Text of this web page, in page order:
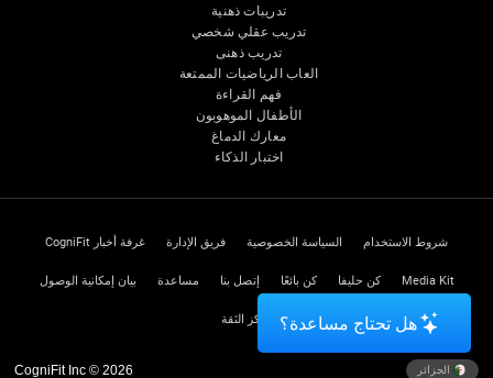
تدريبات ذهنية
تدريب عقلي شخصي
تدريب ذهنى
العاب الرياضيات الممتعة
فهم القراءة
الأطفال الموهوبون
معارك الدماغ
اختبار الذكاء
شروط الاستخدام السياسة الخصوصية فريق الإدارة غرفة أخبار CogniFit
Media Kit كن حليفا كن بائعًا إتصل بنا مساعدة بيان إمكانية الوصول
مركز الثقة
الجزائر CogniFit Inc © 2026
هل تحتاج مساعدة؟